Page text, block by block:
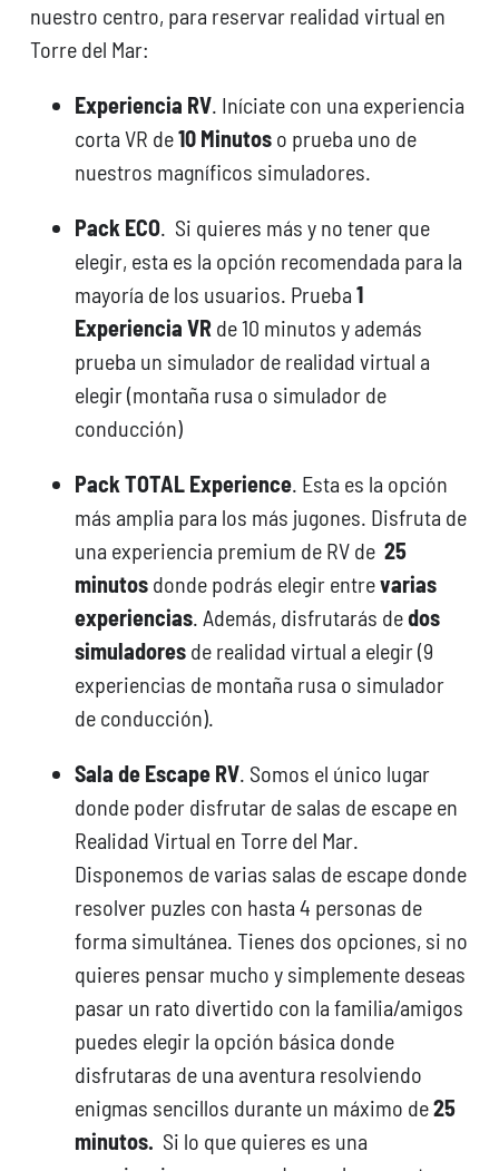
nuestro centro, para reservar realidad virtual en
Torre del Mar:
Experiencia RV. Iníciate con una experiencia
corta VR de10 Minutos o prueba uno de
nuestros magníficos simuladores.
Pack ECO. Si quieres más y no tener que
elegir, esta es la opción recomendada para la
mayoría de los usuarios. Prueba1
Experiencia VR de 10 minutos y además
prueba un simulador de realidad virtual a
elegir (montaña rusa o simulador de
conducción)
Pack TOTAL Experience. Esta es la opción
más amplia para los más jugones. Disfruta de
una experiencia premium de RV de25
minutos donde podrás elegir entrevarias
experiencias. Además, disfrutarás dedos
simuladores de realidad virtual a elegir (9
experiencias de montaña rusa o simulador
de conducción).
Sala de Escape RV. Somos el único lugar
donde poder disfrutar de salas de escape en
Realidad Virtual en Torre del Mar.
Disponemos de varias salas de escape donde
resolver puzles con hasta 4 personas de
forma simultánea. Tienes dos opciones, si no
quieres pensar mucho y simplemente deseas
pasar un rato divertido con la familia/amigos
puedes elegir la opción básica donde
disfrutaras de una aventura resolviendo
enigmas sencillos durante un máximo de25
minutos. Si lo que quieres es una